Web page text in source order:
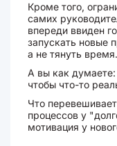
Кроме того,
самих
впереди ввиден
запускать новые
а не тянуть время.
А вы как думаете:
чтобы что-то
Что
процессов у
мотивация у